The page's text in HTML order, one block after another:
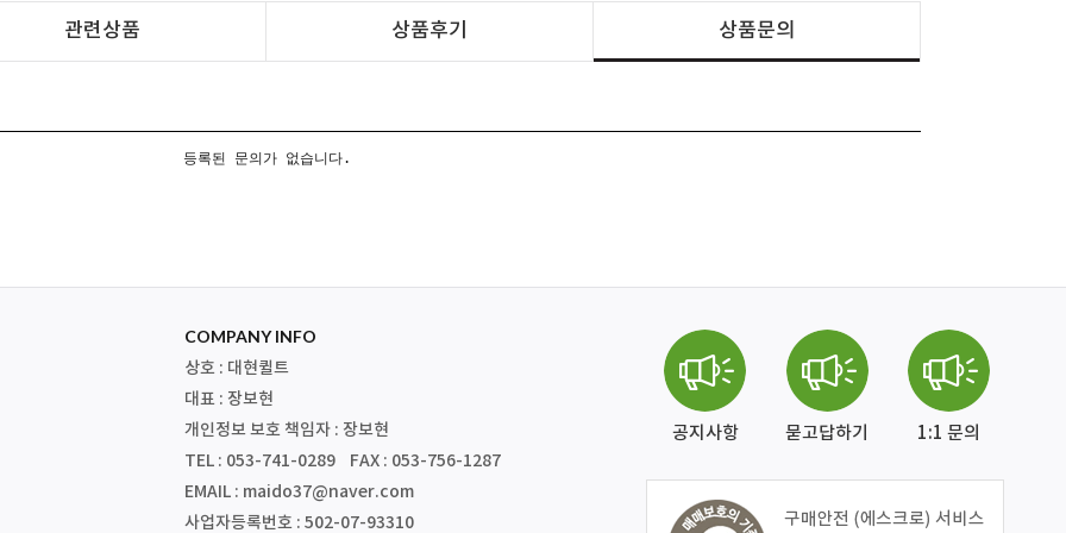
관련상품 상품후기 상품문의
등록된 문의가 없습니다.
COMPANY INFO
상호 : 대현퀼트
대표 : 장보현
개인정보 보호 책임자 : 장보현
TEL : 053-741-0289 FAX : 053-756-1287
EMAIL : maido37@naver.com
사업자등록번호 : 502-07-93310
공지사항 묻고답하기 1:1 문의